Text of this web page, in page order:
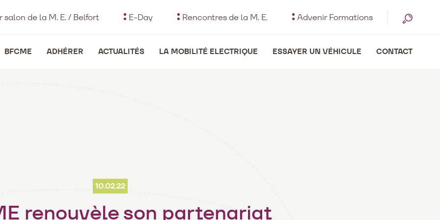
salon de la M. E. / Belfort E-Day Rencontres de la M. E. Advenir Formations
BFCME ADHÉRER ACTUALITÉS LA MOBILITÉ ELECTRIQUE ESSAYER UN VÉHICULE CONTACT
10.02.22
renouvèle son partenariat